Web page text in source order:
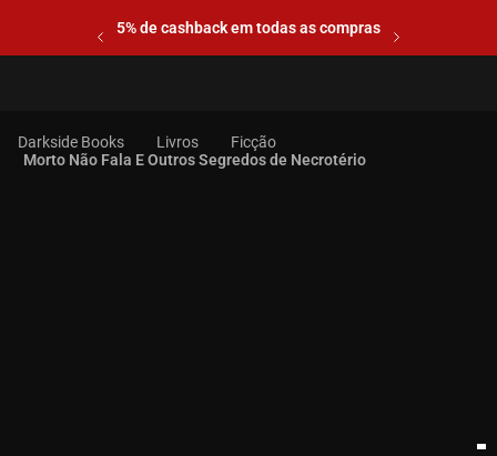
5% de cashback em todas as compras
Livros
Ficção
Morto Não Fala E Outros Segredos de Necrotério